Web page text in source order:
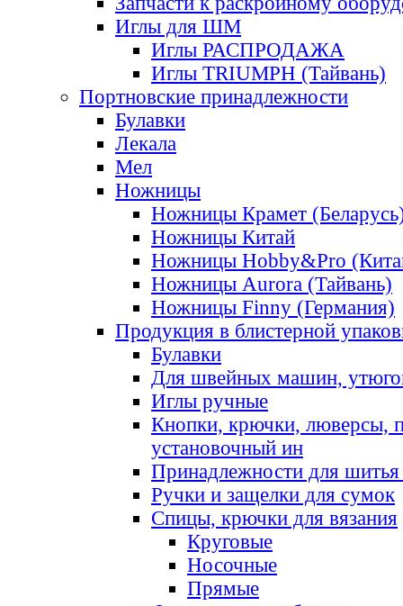
Иглы для ШМ
Иглы РАСПРОДАЖА
Иглы TRIUMPH (Тайвань)
Портновские принадлежности
Булавки
Лекала
Мел
Ножницы
Ножницы Крамет
Ножницы Китай
Ножницы Hobby&Pro
Ножницы Aurora (Тайвань)
Ножницы Finny (Германия)
Продукция в блистерной
Булавки
Для швейных машин,
Иглы ручные
Кнопки, крючки, люверсы,
установочный ин
Принадлежности для шитья
Ручки и защелки для сумок
Спицы, крючки для вязания
Круговые
Носочные
Прямые